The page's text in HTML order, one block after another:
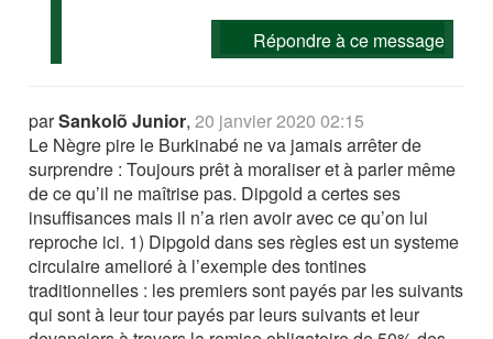
Répondre à ce message
parSankolõ Junior,20 janvier 2020 02:15
Le Nègre pire le Burkinabé ne va jamais arrêter de
surprendre : Toujours prêt à moraliser et à parler même
de ce qu’il ne maîtrise pas. Dipgold a certes ses
insuffisances mais il n’a rien avoir avec ce qu’on lui
reproche ici. 1) Dipgold dans ses règles est un systeme
circulaire amelioré à l’exemple des tontines
traditionnelles : les premiers sont payés par les suivants
qui sont à leur tour payés par leurs suivants et leur